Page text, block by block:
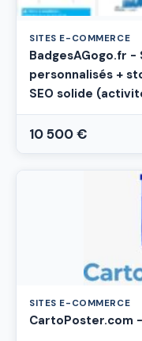
SITES E-COMMERCE
BadgesAGogo.fr
personnalisés +
SEO solide
10 500 €
SITES E-COMMERCE
CartoPoster.com